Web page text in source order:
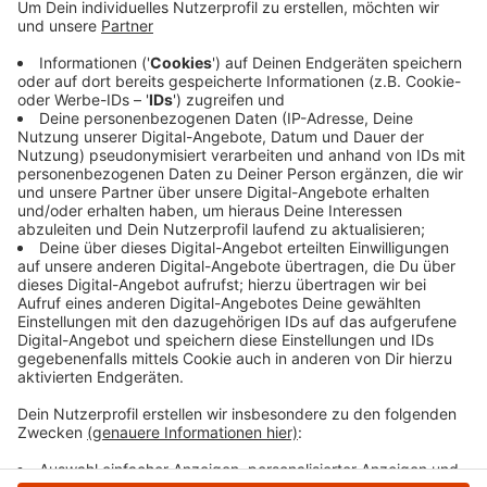
Bochum haben ihre Aktion vermutlich für einen lustigen
Streich gehalten: Ende September sollen sie einen E-
Scooter auf die A40 geworfen haben. Vier Autos
waren beschädigt worden, verletzt wurde niemand.
Seitdem sitzen die jungen Männer in U-Haft. Die
Staatsanwaltschaft wirft den beiden versuchten
Mord in Tateinheit mit gefährlichem Eingriff in den
Straßenverkehr vor. Ein Sprecher bestätigte uns, dass
man die Anklageschrift an das Gericht geschickt habe.
Anzeige
Anzeige